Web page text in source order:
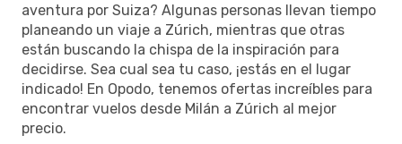
aventura por Suiza? Algunas personas llevan tiempo
planeando un viaje a Zúrich, mientras que otras
están buscando la chispa de la inspiración para
decidirse. Sea cual sea tu caso, ¡estás en el lugar
indicado! En Opodo, tenemos ofertas increíbles para
encontrar vuelos desde Milán a Zúrich al mejor
precio.